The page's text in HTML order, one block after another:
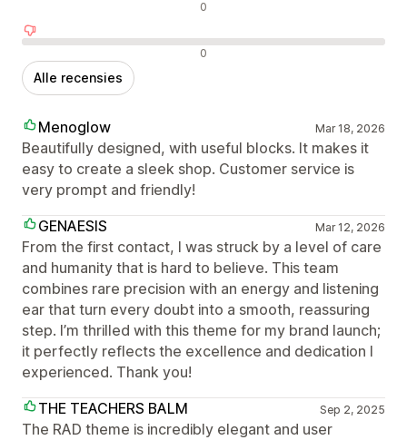
0
0
Alle recensies
Menoglow Mar 18, 2026
Beautifully designed, with useful blocks. It makes it
easy to create a sleek shop. Customer service is
very prompt and friendly!
GENAESIS
Mar 12, 2026
From the first contact, I was struck by a level of care
and humanity that is hard to believe. This team
combines rare precision with an energy and listening
ear that turn every doubt into a smooth, reassuring
step. I’m thrilled with this theme for my brand launch;
it perfectly reflects the excellence and dedication I
experienced. Thank you!
THE TEACHERS BALM
Sep 2, 2025
The RAD theme is incredibly elegant and user